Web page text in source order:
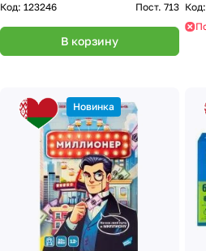
Код: 123246 Пост. 713
В корзину
Код:
Новинка